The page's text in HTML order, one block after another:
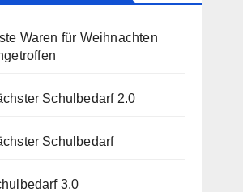
Waren für Weihnachten
Schulbedarf 2.0
Schulbedarf
3.0